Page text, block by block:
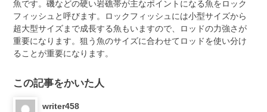
魚です。磯などの硬い岩礁帯が主なポイントになる魚をロック
フィッシュと呼びます。ロックフィッシュには小型サイズから
超大型サイズまで成長する魚もいますので、ロッドの力強さが
重要になります。狙う魚のサイズに合わせてロッドを使い分け
ることが重要になります。
この記事をかいた人
writer458